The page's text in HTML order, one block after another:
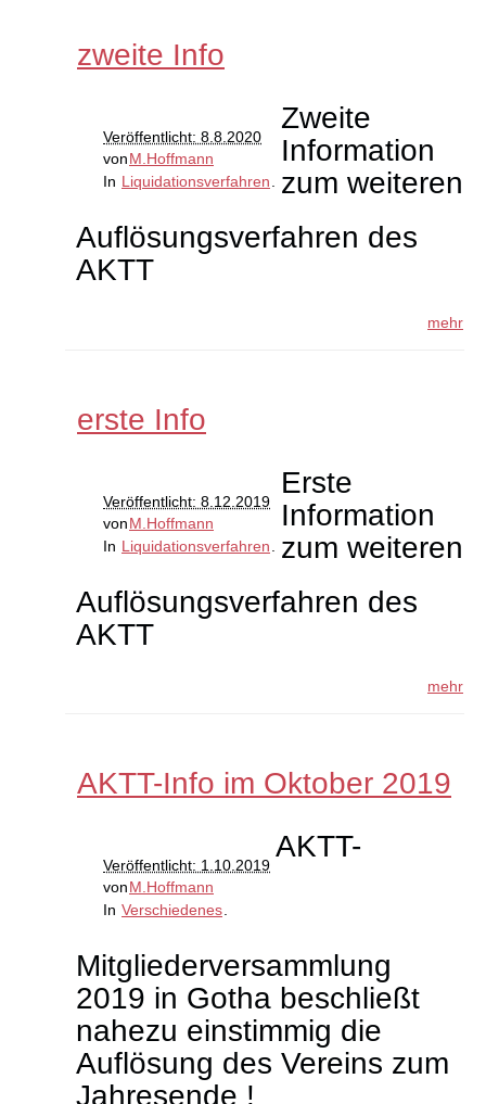
zweite Info
Veröffentlicht: 8.8.2020
vonM.Hoffmann
In Liquidationsverfahren.
Zweite
Information
zum weiteren
Auflösungsverfahren des
AKTT
mehr
erste Info
Veröffentlicht: 8.12.2019
vonM.Hoffmann
In Liquidationsverfahren
Erste
Information
zum weiteren
Auflösungsverfahren des
AKTT
mehr
AKTT-Info im Oktober 2019
Veröffentlicht: 1.10.2019
vonM.Hoffmann
In Verschiedenes
AKTT-
Mitgliederversammlung
2019 in Gotha beschließt
nahezu einstimmig die
Auflösung des Vereins zum
Jahresende !